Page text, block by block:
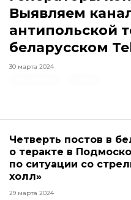
Выявляем
антипольской
беларусском
30 марта 2024
Четверть постов в
о теракте в
по ситуации со
холл»
29 марта 2024